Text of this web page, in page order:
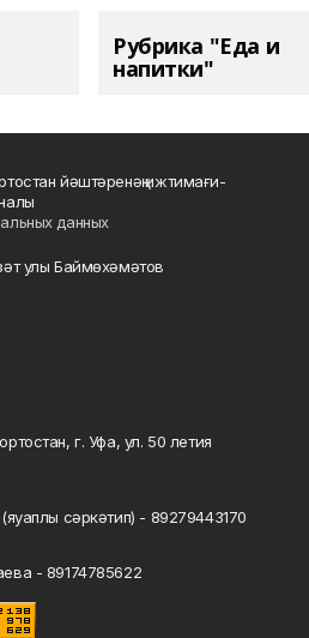
Рубрика "Еда и
напитки"
йәштәренәң ижтимағи-
данных
улы Баймөхәмәтов
г. Уфа, ул. 50 летия
сәркәтип) - 89279443170
- 89174785622